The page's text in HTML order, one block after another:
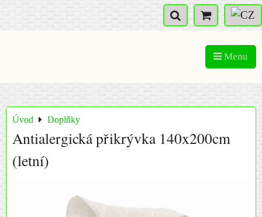
Menu
Úvod Doplňky
Antialergická přikrývka 140x200cm
(letní)